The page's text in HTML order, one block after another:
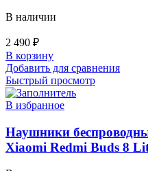
В наличии
2 490 ₽
В корзину
Добавить для сравнения
Быстрый просмотр
В избранное
Наушники
Xiaomi Redmi Buds 8